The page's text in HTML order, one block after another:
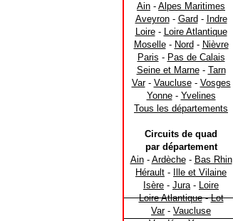
Ain - Alpes Maritimes
Aveyron- Gard - Indre
Loire- Loire Atlantique
Moselle- Nord - Nièvre
Paris - Pas de Calais
Seine et Marne- Tarn
Var- Vaucluse- Vosges
Yonne- Yvelines
Tous les départements
Circuits de quad
par département
Ain- Ardèche- Bas Rhin
Hérault -
Ille et Vilaine
Isère - Jura- Loire
Loire Atlantique-Lot
Var- Vaucluse